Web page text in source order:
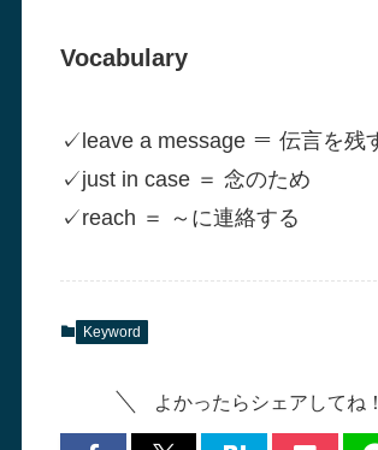
Vocabulary
✓ leave a message ＝ 伝言を残
✓just in case ＝ 念のため
✓reach ＝ ～に連絡する
Keyword
よかったらシェアしてね！